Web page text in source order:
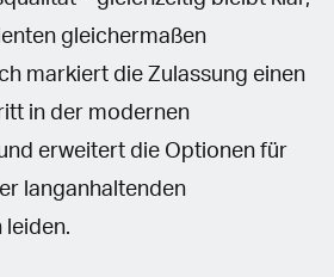
gleichermaßen
markiert die Zulassung einen
in der modernen
erweitert die Optionen für
langanhaltenden
leiden.